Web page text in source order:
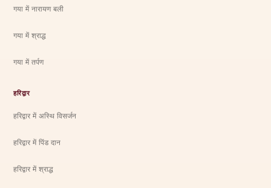
गया में नारायण बली
गया में श्राद्ध
गया में तर्पण
हरिद्वार
हरिद्वार में अस्थि विसर्जन
हरिद्वार में पिंड दान
हरिद्वार में श्राद्ध